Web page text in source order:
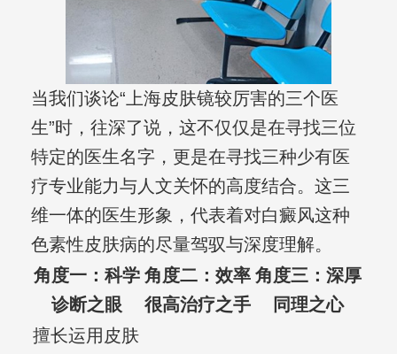
当我们谈论“上海皮肤镜较厉害的三个医
生”时，往深了说，这不仅仅是在寻找三位
特定的医生名字，更是在寻找三种少有医
疗专业能力与人文关怀的高度结合。这三
维一体的医生形象，代表着对白癜风这种
色素性皮肤病的尽量驾驭与深度理解。
角度一：科学
诊断之眼
角度二：效率
很高治疗之手
角度三：深厚
同理之心
擅长运用皮肤